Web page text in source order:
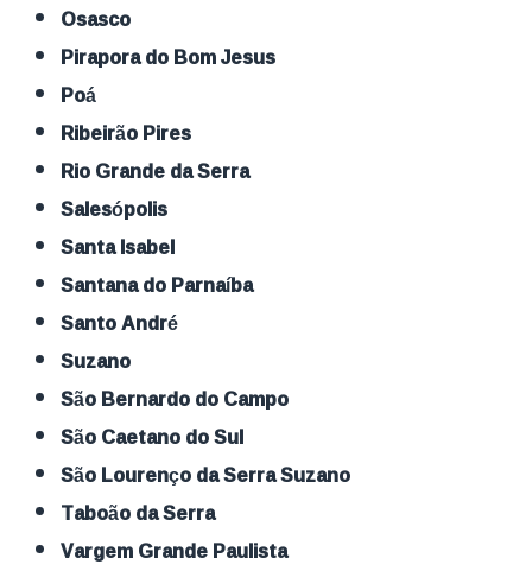
Osasco
Pirapora do Bom Jesus
Poá
Ribeirão Pires
Rio Grande da Serra
Salesópolis
Santa Isabel
Santana do Parnaíba
Santo André
Suzano
São Bernardo do Campo
São Caetano do Sul
São Lourenço da Serra Suzano
Taboão da Serra
Vargem Grande Paulista